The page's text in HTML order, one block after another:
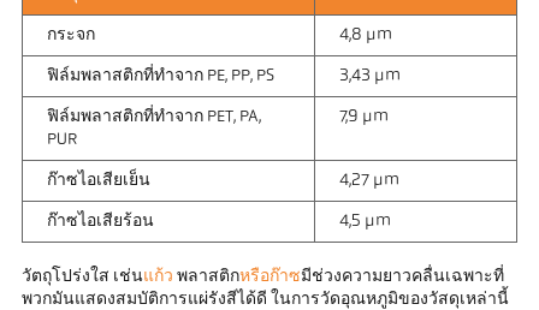
กระจก 4,8 µm
ฟิล์มพลาสติกที่ทำจาก PE, PP, PS 3,43 µm
ฟิล์มพลาสติกที่ทำจาก PET, PA,
PUR
7,9 µm
ก๊าซไอเสียเย็น 4,27 µm
ก๊าซไอเสียร้อน 4,5 µm
วัตถุโปร่งใส เช่นแก้ว พลาสติกหรือก๊าซมีช่วงความยาวคลื่นเฉพาะที่
พวกมันแสดงสมบัติการแผ่รังสีได้ดี ในการวัดอุณหภูมิของวัสดุเหล่านี้